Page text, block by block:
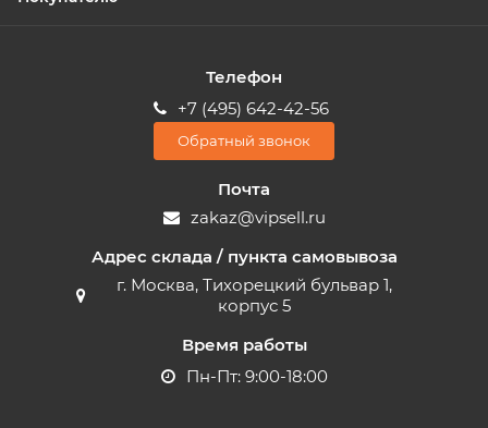
Телефон
+7 (495) 642-42-56
Обратный звонок
Почта
zakaz@vipsell.ru
Адрес склада / пункта самовывоза
г. Москва, Тихорецкий бульвар 1,
корпус 5
Время работы
Пн-Пт: 9:00-18:00